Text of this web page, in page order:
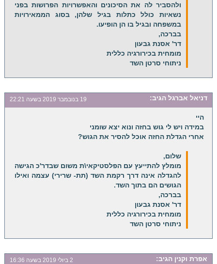
ולהסביר לה את הסיכונים והאפשרויות הפרושות בפני
נשאיות כולל כתלות בגיל שלהן, בסוג הממאירויות
במשפחה ובגיל בו הן הופיעו.
בברכה,
דר' אסנת גבעון
מומחית בכירורגיה כללית
ניתוחי סרטן השד
דניאל אברגל הגיב: 19 בנובמבר 2019 בשעה 22:21
היי
במידה ויש לי גוש בחזה ונוא יצא שומני
אחרי הגדלת החזה אוכל להסיר את הגוש?
שלום,
מומלץ להתייעץ עם הפלסטיקאי\ת משום שבדר'כ הגישה
להגדלה אינה דרך רקמת השד (תת- שרירי) עצמה ואילו
הגושים הם בתוך השד.
בברכה,
דר' אסנת גבעון
מומחית בכירורגיה כללית
ניתוחי סרטן השד
אפרת וקנין הגיב: 2 ביולי 2019 בשעה 16:36